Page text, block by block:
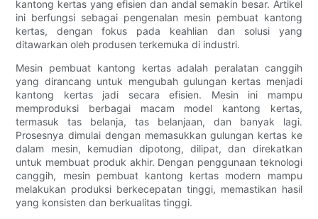
kantong kertas yang efisien dan andal semakin besar. Artikel
ini berfungsi sebagai pengenalan mesin pembuat kantong
kertas, dengan fokus pada keahlian dan solusi yang
ditawarkan oleh produsen terkemuka di industri.
Mesin pembuat kantong kertas adalah peralatan canggih
yang dirancang untuk mengubah gulungan kertas menjadi
kantong kertas jadi secara efisien. Mesin ini mampu
memproduksi berbagai macam model kantong kertas,
termasuk tas belanja, tas belanjaan, dan banyak lagi.
Prosesnya dimulai dengan memasukkan gulungan kertas ke
dalam mesin, kemudian dipotong, dilipat, dan direkatkan
untuk membuat produk akhir. Dengan penggunaan teknologi
canggih, mesin pembuat kantong kertas modern mampu
melakukan produksi berkecepatan tinggi, memastikan hasil
yang konsisten dan berkualitas tinggi.